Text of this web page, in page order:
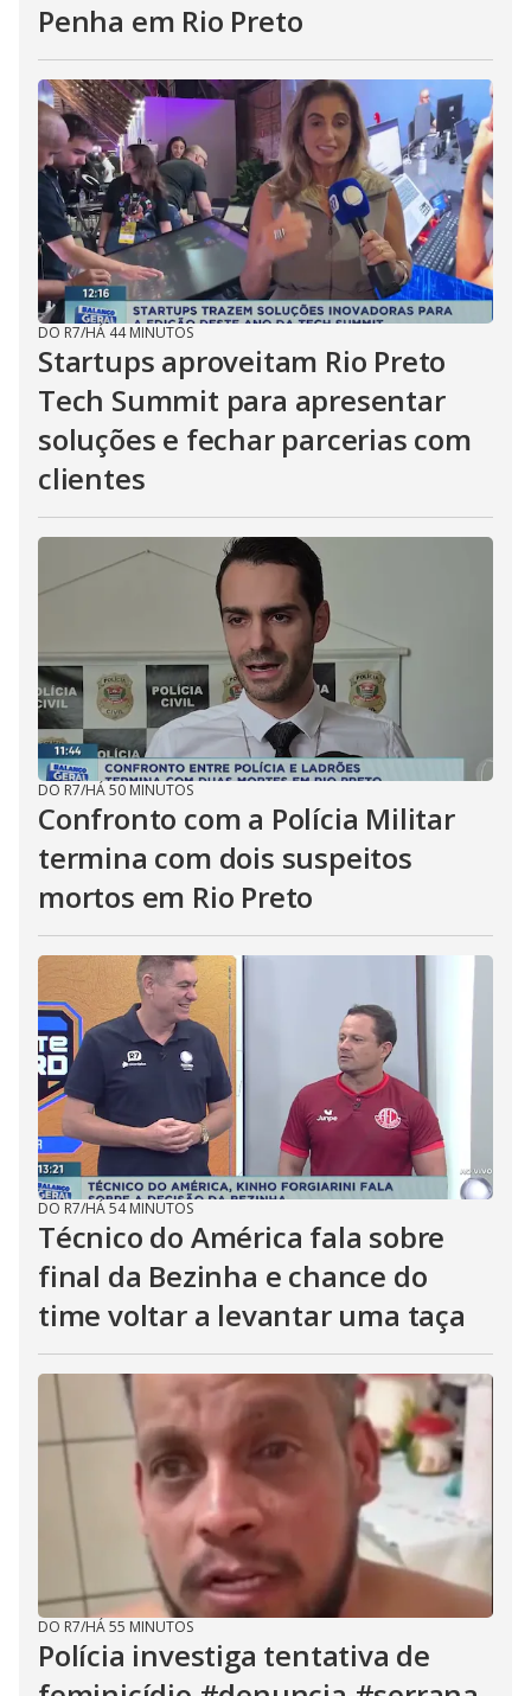
Penha em Rio Preto
DO R7/HÁ 44 MINUTOS
Startups aproveitam Rio Preto
Tech Summit para apresentar
soluções e fechar parcerias com
clientes
DO R7/HÁ 50 MINUTOS
Confronto com a Polícia Militar
termina com dois suspeitos
mortos em Rio Preto
DO R7/HÁ 54 MINUTOS
Técnico do América fala sobre
final da Bezinha e chance do
time voltar a levantar uma taça
DO R7/HÁ 55 MINUTOS
Polícia investiga tentativa de